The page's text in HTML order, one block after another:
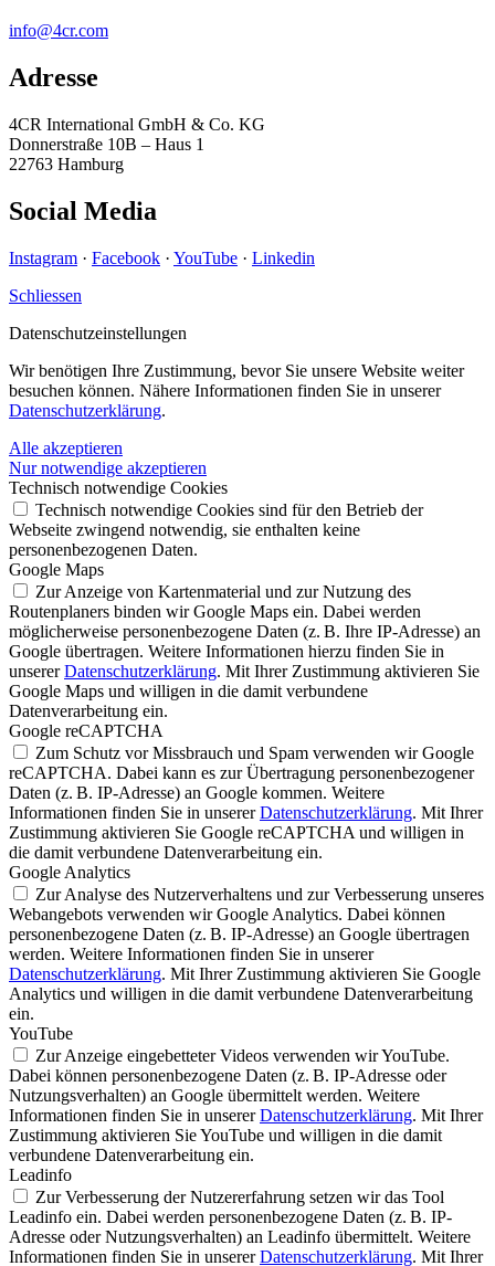
info@4cr.com
Adresse
4CR International GmbH & Co. KG
Donnerstraße 10B – Haus 1
22763 Hamburg
Social Media
Instagram · Facebook · YouTube · Linkedin
Schliessen
Datenschutz­einstellungen
Wir benötigen Ihre Zustimmung, bevor Sie unsere Website weiter
besuchen können. Nähere Informationen finden Sie in unserer
Datenschutzerklärung.
Alle akzeptieren
Nur notwendige akzeptieren
Technisch notwendige Cookies
Technisch notwendige Cookies sind für den Betrieb der
Webseite zwingend notwendig, sie enthalten keine
personenbezogenen Daten.
Google Maps
Zur Anzeige von Kartenmaterial und zur Nutzung des
Routenplaners binden wir Google Maps ein. Dabei werden
möglicherweise personenbezogene Daten (z. B. Ihre IP-Adresse) an
Google übertragen. Weitere Informationen hierzu finden Sie in
unsererDatenschutzerklärung. Mit Ihrer Zustimmung aktivieren Sie
Google Maps und willigen in die damit verbundene
Datenverarbeitung ein.
Google reCAPTCHA
Zum Schutz vor Missbrauch und Spam verwenden wir Google
reCAPTCHA. Dabei kann es zur Übertragung personenbezogener
Daten (z. B. IP-Adresse) an Google kommen. Weitere
Informationen finden Sie in unsererDatenschutzerklärung. Mit Ihrer
Zustimmung aktivieren Sie Google reCAPTCHA und willigen in
die damit verbundene Datenverarbeitung ein.
Google Analytics
Zur Analyse des Nutzerverhaltens und zur Verbesserung unseres
Webangebots verwenden wir Google Analytics. Dabei können
personenbezogene Daten (z. B. IP-Adresse) an Google übertragen
werden. Weitere Informationen finden Sie in unserer
Datenschutzerklärung. Mit Ihrer Zustimmung aktivieren Sie Google
Analytics und willigen in die damit verbundene Datenverarbeitung
ein.
YouTube
Zur Anzeige eingebetteter Videos verwenden wir YouTube.
Dabei können personenbezogene Daten (z. B. IP-Adresse oder
Nutzungsverhalten) an Google übermittelt werden. Weitere
Informationen finden Sie in unsererDatenschutzerklärung. Mit Ihrer
Zustimmung aktivieren Sie YouTube und willigen in die damit
verbundene Datenverarbeitung ein.
Leadinfo
Zur Verbesserung der Nutzererfahrung setzen wir das Tool
Leadinfo ein. Dabei werden personenbezogene Daten (z. B. IP-
Adresse oder Nutzungsverhalten) an Leadinfo übermittelt. Weitere
Informationen finden Sie in unsererDatenschutzerklärung. Mit Ihrer